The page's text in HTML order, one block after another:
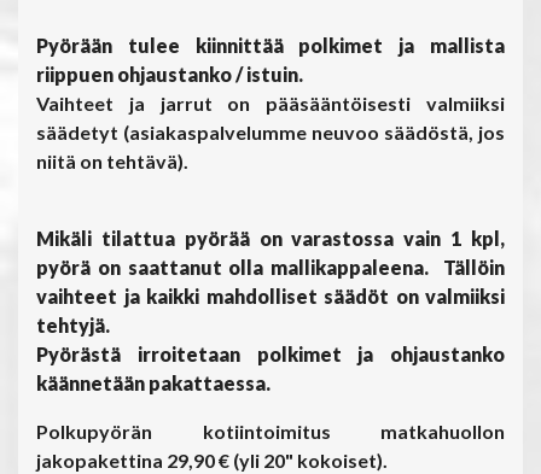
Pyörään tulee kiinnittää polkimet ja mallista
riippuen ohjaustanko / istuin.
Vaihteet ja jarrut on pääsääntöisesti valmiiksi
säädetyt (asiakaspalvelumme neuvoo säädöstä, jos
niitä on tehtävä).
Mikäli tilattua pyörää on varastossa vain 1 kpl,
pyörä on saattanut olla mallikappaleena. Tällöin
vaihteet ja kaikki mahdolliset säädöt on valmiiksi
tehtyjä.
Pyörästä irroitetaan polkimet ja ohjaustanko
käännetään pakattaessa.
Polkupyörän kotiintoimitus matkahuollon
jakopakettina 29,90 € (yli 20" kokoiset).